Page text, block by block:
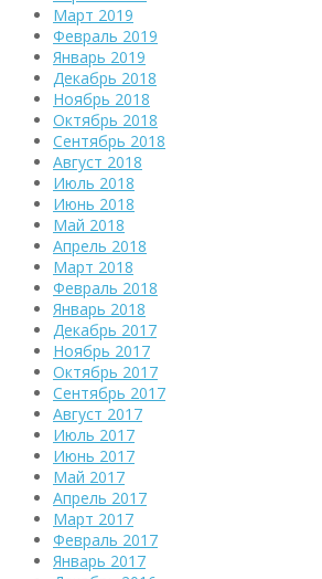
Март 2019
Февраль 2019
Январь 2019
Декабрь 2018
Ноябрь 2018
Октябрь 2018
Сентябрь 2018
Август 2018
Июль 2018
Июнь 2018
Май 2018
Апрель 2018
Март 2018
Февраль 2018
Январь 2018
Декабрь 2017
Ноябрь 2017
Октябрь 2017
Сентябрь 2017
Август 2017
Июль 2017
Июнь 2017
Май 2017
Апрель 2017
Март 2017
Февраль 2017
Январь 2017